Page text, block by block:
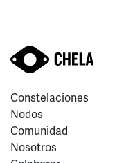
Constelaciones
Nodos
Comunidad
Nosotros